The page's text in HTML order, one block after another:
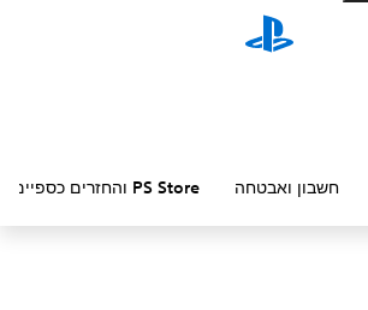
חשבון ואבטחה PS Store והחזרים כספיים